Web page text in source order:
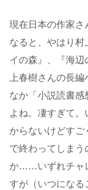
現在日本の作家さ
なると、やはり村
イの森』、『海
上春樹さんの長
なか「小説読書感
よね。凄すぎて
からないけどす
で終わってしまう
か……いずれチャ
すが（いつになる